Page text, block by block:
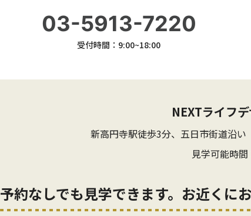
03-5913-7220
受付時間：9:00~18:00
NEXTライフ
新高円寺駅徒歩3分、五日市街道沿い
見学可能時
予約なしでも見学できます。お近くに